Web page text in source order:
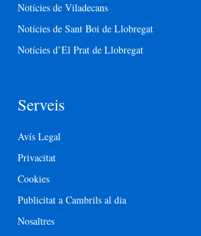
Notícies de Viladecans
Notícies de Sant Boi de Llobregat
Notícies d’El Prat de Llobregat
Serveis
Avís Legal
Privacitat
Cookies
Publicitat a Cambrils al dia
Nosaltres